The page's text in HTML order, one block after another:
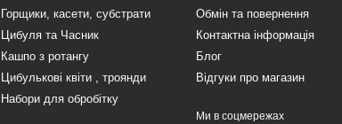
Горщики, касети, субстрати
Цибуля та Часник
Кашпо з ротангу
Цибулькові квіти , троянди
Набори для обробітку
Обмін та повернення
Контактна інформація
Блог
Відгуки про магазин
Ми в соцмережах